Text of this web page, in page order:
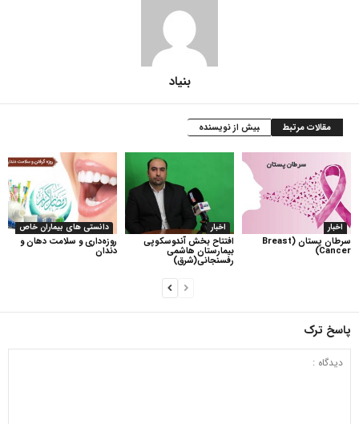
بنیاد
مقالات مرتبط بیش از نویسنده
دانستی های بیماران خاص
روزه‌داری و سلامت دهان و
دندان
اخبار
افتتاح بخش آندوسکوپی
بیمارستان هاشمی
رفسنجانی(شرق)
اخبار
سرطان پستان (Breast
Cancer)
پاسخ ترک